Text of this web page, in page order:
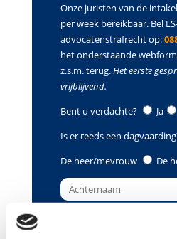
Onze juristen van de
per week bereikbaar. Bel
advocatenstrafrecht op:
het onderstaande
z.s.m. terug.Het eerste
vrijblijvend.
Bent u verdachte?
Ja
Is er reeds een
De heer/mevrouw
De